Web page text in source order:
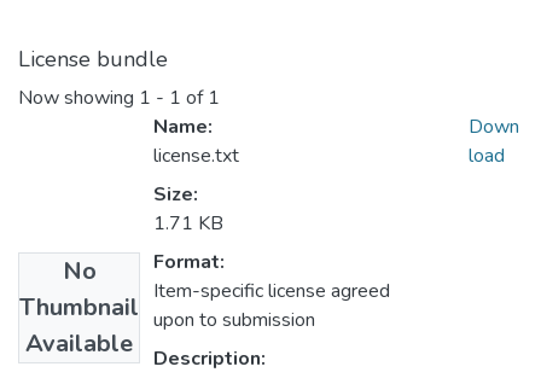
License bundle
Now showing 1 - 1 of 1
No
Thumbnail
Available
Name:
license.txt
Size:
1.71 KB
Format:
Item-specific license agreed
upon to submission
Description:
Down
load